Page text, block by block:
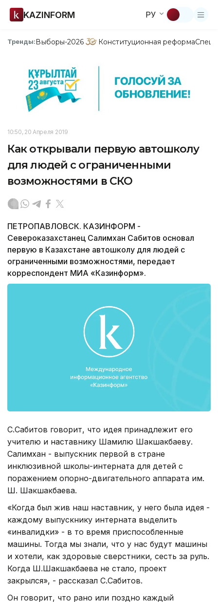
KAZINFORM РУ
Тренды:Выборы-2026 Конституционная реформа
10:50, 20 Апреля 2019
Как открывали первую автошколу
для людей с ограниченными
возможностями в СКО
ПЕТРОПАВЛОВСК. КАЗИНФОРМ -
Североказахстанец Салимхан Сабитов основал
первую в Казахстане автошколу для людей с
ограниченными возможностями, передает
корреспондент МИА «Казинформ».
С.Сабитов говорит, что идея принадлежит его
учителю и наставнику Шамилю Шакшакбаеву.
Салимхан - выпускник первой в стране
инклюзивной школы-интерната для детей с
поражением опорно-двигательного аппарата им.
Ш. Шакшакбаева.
«Когда был жив наш наставник, у него была идея -
каждому выпускнику интерната выделить
«инвалидки» - в то время приспособленные
машины. Тогда мы знали, что у нас будут машины
и хотели, как здоровые сверстники, сесть за руль.
Когда Ш.Шакшакбаева не стало, проект
закрылся», - рассказал С.Сабитов.
Он говорит, что рано или поздно каждый